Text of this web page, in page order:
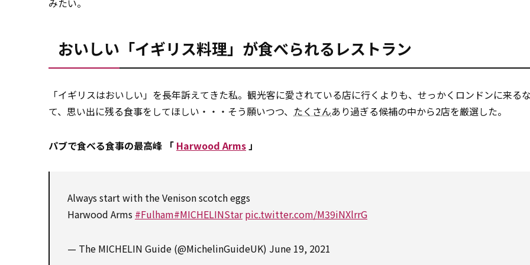
みたい。
おいしい「イギリス料理」が食べられるレストラン
「イギリスはおいしい」を長年訴えてきた私。観光客に愛されている店に行くよりも、せっかくロンドンに来る
て、思い出に残る食事をしてほしい・・・そう願いつつ、 たくさんあり過ぎる候補の中から2店を厳選した。
パブで食べる食事の最高峰 「 Harwood Arms」
Always start with the Venison scotch eggs
Harwood Arms #Fulham#MICHELINStar pic.twitter.com/M39iNXlrrG
— The MICHELIN Guide (@MichelinGuideUK) June 19, 2021